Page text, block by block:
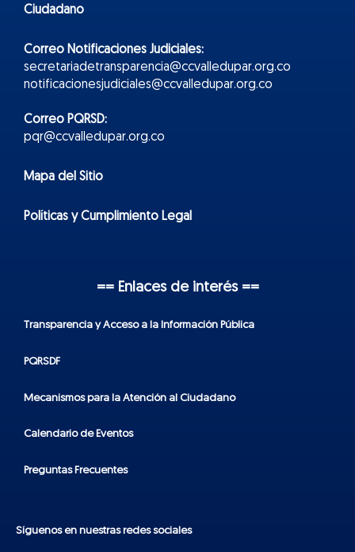
Ciudadano
Correo Notificaciones Judiciales:
secretariadetransparencia@ccvalledupar.org.co
notificacionesjudiciales@ccvalledupar.org.co
Correo PQRSD:
pqr@ccvalledupar.org.co
Mapa del Sitio
Políticas y Cumplimiento Legal
== Enlaces de interés ==
Transparencia y Acceso a la Información Pública
PQRSDF
Mecanismos para la Atención al Ciudadano
Calendario de Eventos
Preguntas Frecuentes
Síguenos en nuestras redes sociales